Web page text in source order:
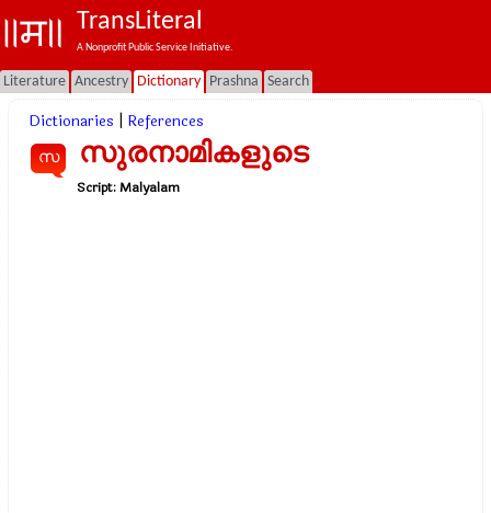
TransLiteral
A Nonprofit Public Service Initiative.
Literature Ancestry Dictionary Prashna Search
Dictionaries References
സ സുരനാമികളുടെ
Script:Malyalam